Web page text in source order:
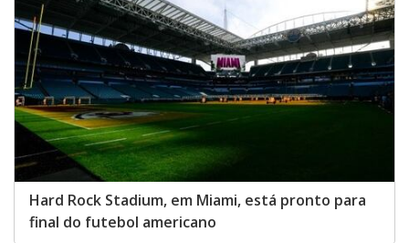
Hard Rock Stadium, em Miami, está pronto para
final do futebol americano